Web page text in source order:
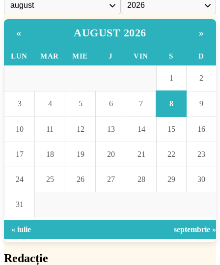
« AUGUST 2026 »
LUN MAR MIE J VIN S D
1 2
3 4 5 6 7 8 9
10 11 12 13 14 15 16
17 18 19 20 21 22 23
24 25 26 27 28 29 30
31
« iulie septembrie »
Redacție